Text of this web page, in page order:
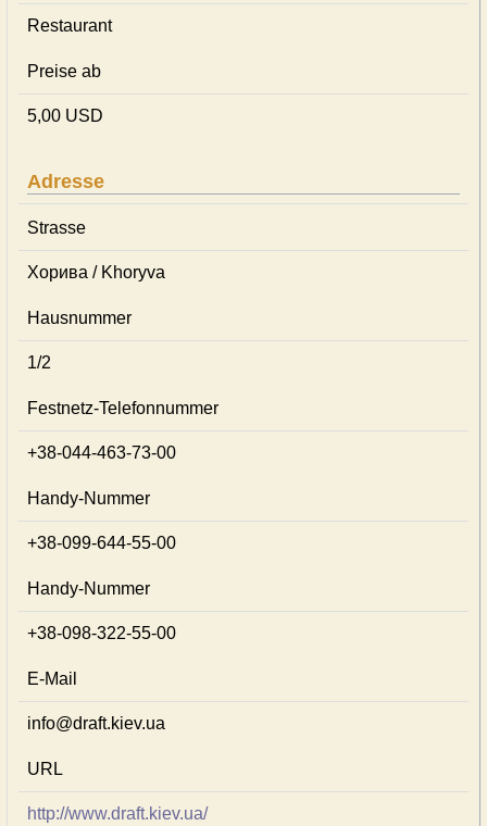
Restaurant
Preise ab
5,00 USD
Adresse
Strasse
Хорива / Khoryva
Hausnummer
1/2
Festnetz-Telefonnummer
+38-044-463-73-00
Handy-Nummer
+38-099-644-55-00
Handy-Nummer
+38-098-322-55-00
E-Mail
info@draft.kiev.ua
URL
http://www.draft.kiev.ua/